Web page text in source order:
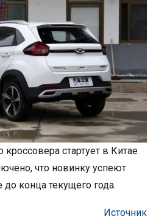
стартует в Китае
что новинку успеют
конца текущего года.
Источник